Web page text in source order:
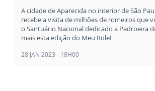
A cidade de Aparecida no interior de São
recebe a visita de milhões de romeiros que
o Santuário Nacional dedicado a Padroeira
mais esta edição do Meu Role!
28 JAN 2023 - 18H00